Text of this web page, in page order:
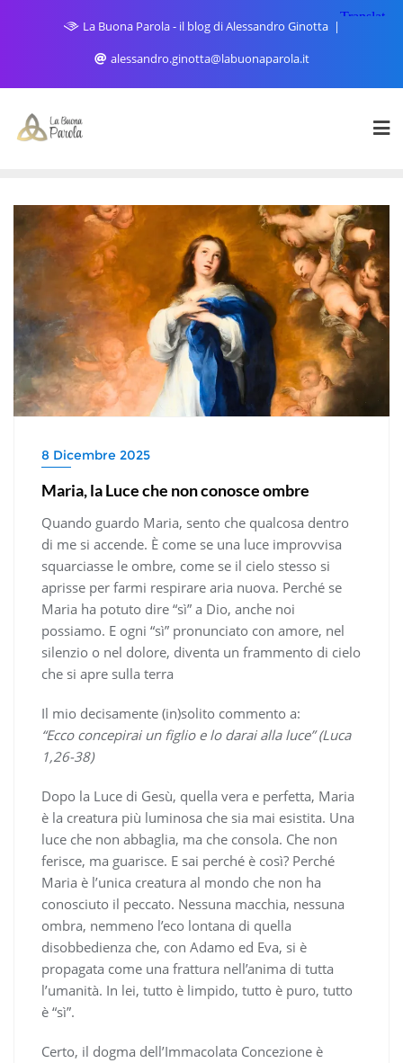
La Buona Parola - il blog di Alessandro Ginotta
alessandro.ginotta@labuonaparola.it
8 Dicembre 2025
Maria, la Luce che non conosce ombre
Quando guardo Maria, sento che qualcosa dentro
di me si accende. È come se una luce improvvisa
squarciasse le ombre, come se il cielo stesso si
aprisse per farmi respirare aria nuova. Perché se
Maria ha potuto dire “sì” a Dio, anche noi
possiamo. E ogni “sì” pronunciato con amore, nel
silenzio o nel dolore, diventa un frammento di cielo
che si apre sulla terra
Il mio decisamente (in)solito commento a:
“Ecco concepirai un figlio e lo darai alla luce” (Luca
1,26-38)
Dopo la Luce di Gesù, quella vera e perfetta, Maria
è la creatura più luminosa che sia mai esistita. Una
luce che non abbaglia, ma che consola. Che non
ferisce, ma guarisce. E sai perché è così? Perché
Maria è l’unica creatura al mondo che non ha
conosciuto il peccato. Nessuna macchia, nessuna
ombra, nemmeno l’eco lontana di quella
disobbedienza che, con Adamo ed Eva, si è
propagata come una frattura nell’anima di tutta
l’umanità. In lei, tutto è limpido, tutto è puro, tutto
è “sì”.
Certo, il dogma dell’Immacolata Concezione è